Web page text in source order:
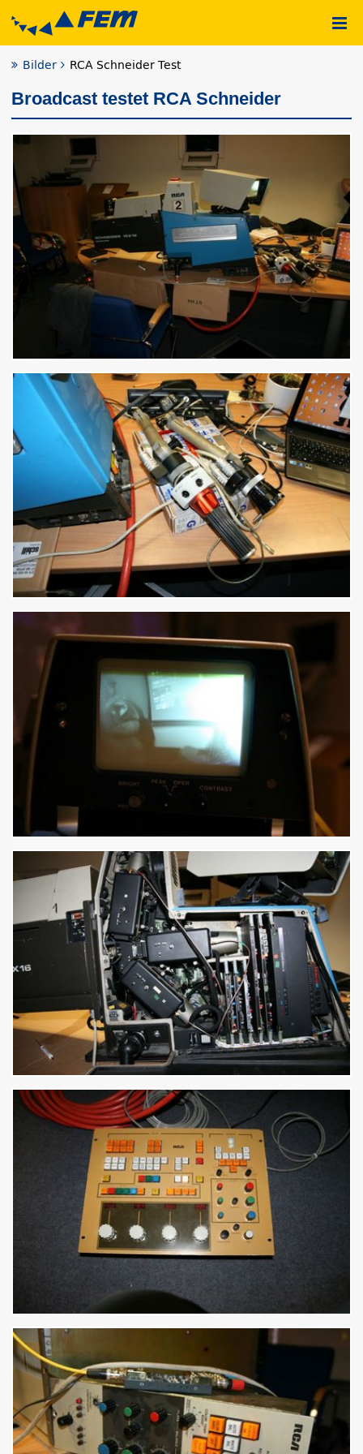
Bilder RCA Schneider Test
Broadcast testet RCA Schneider